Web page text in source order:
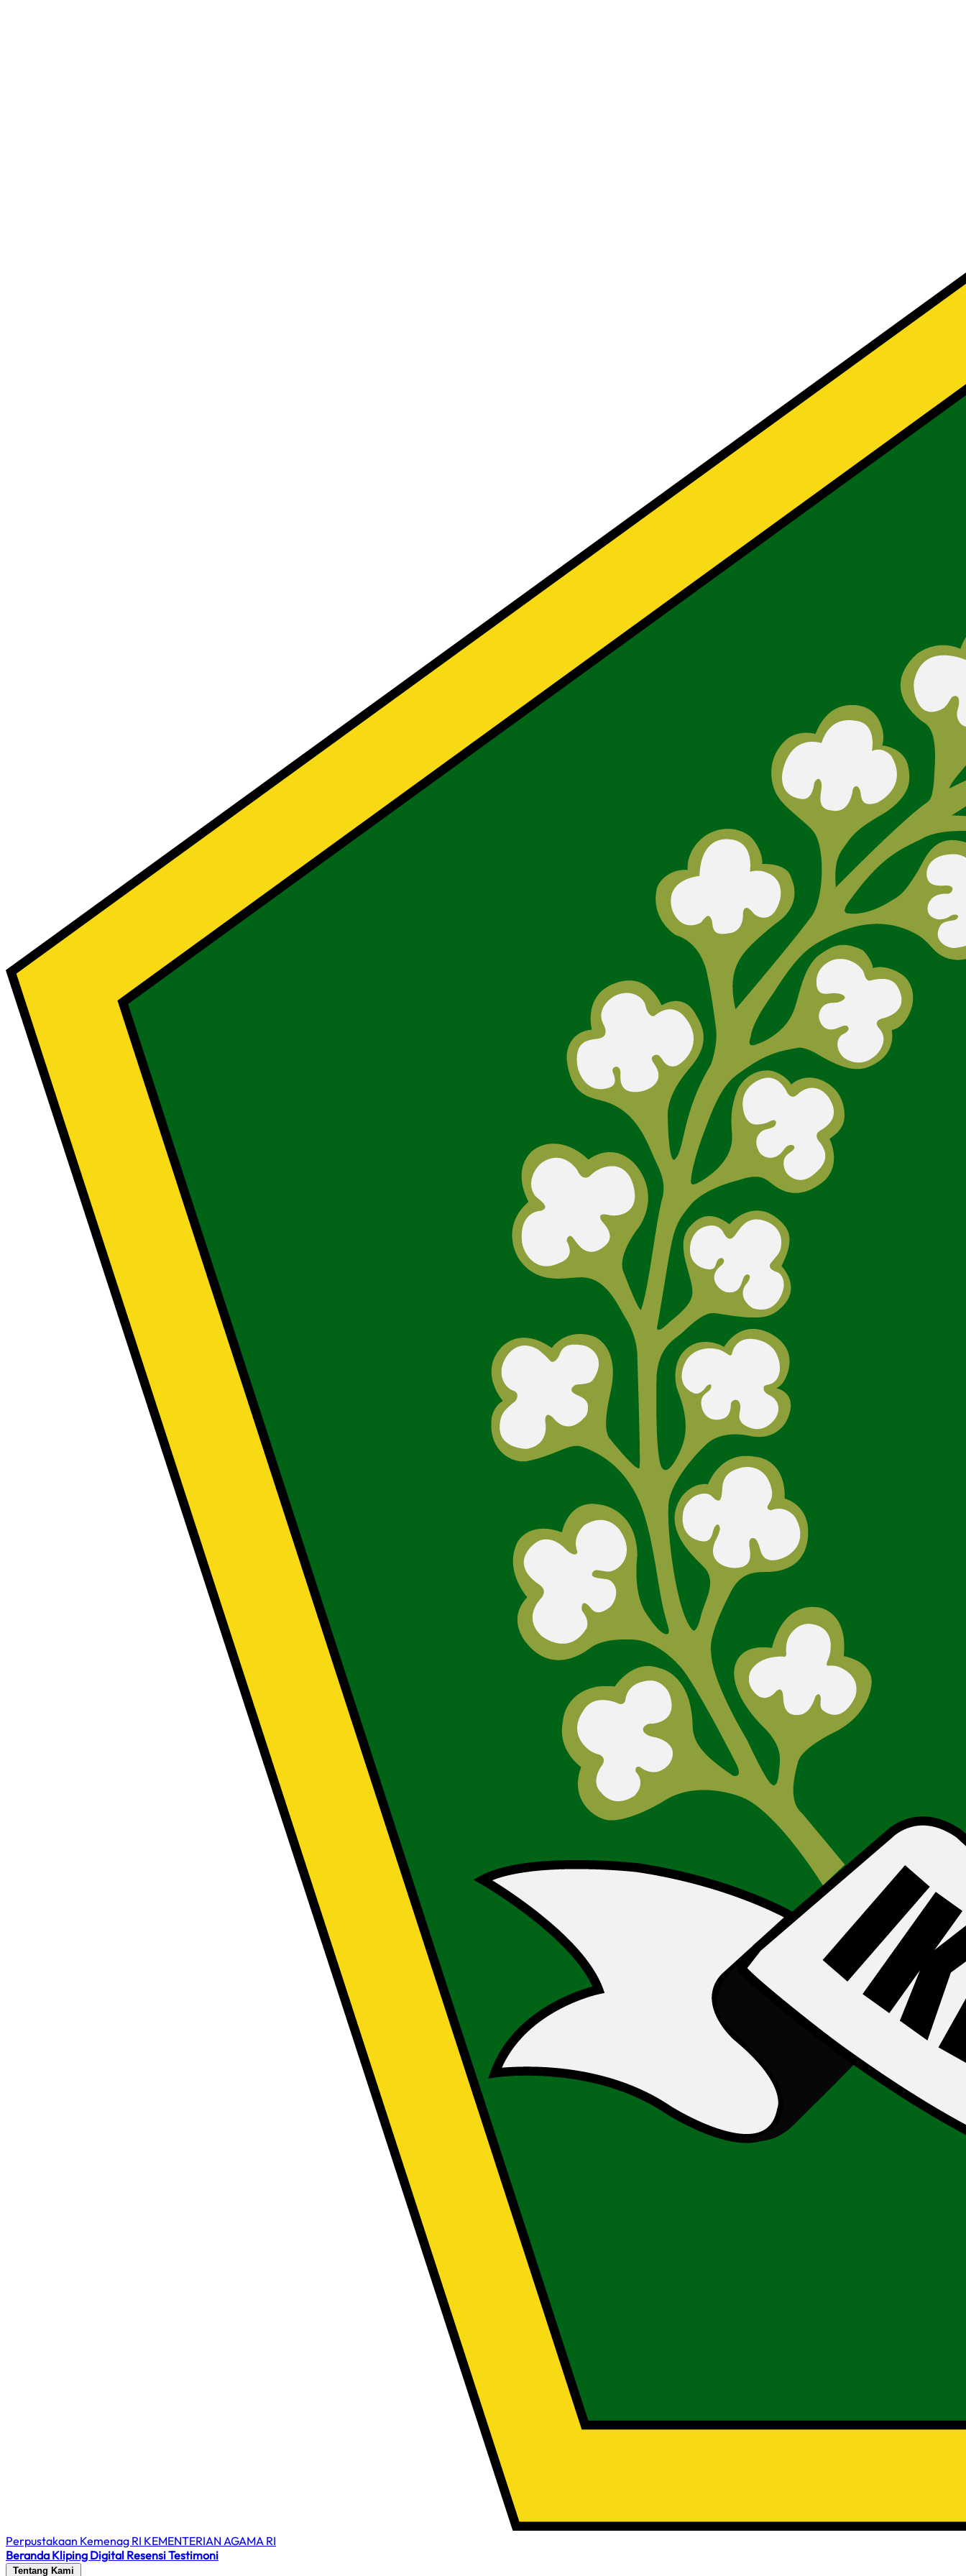
Perpustakaan Kemenag RI KEMENTERIAN AGAMA RI
Beranda Kliping Digital ResensiTestimoni
Tentang Kami